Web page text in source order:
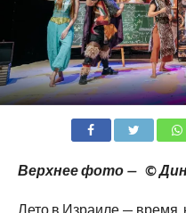
Верхнее фото — ©
Лето в Израиле — время,